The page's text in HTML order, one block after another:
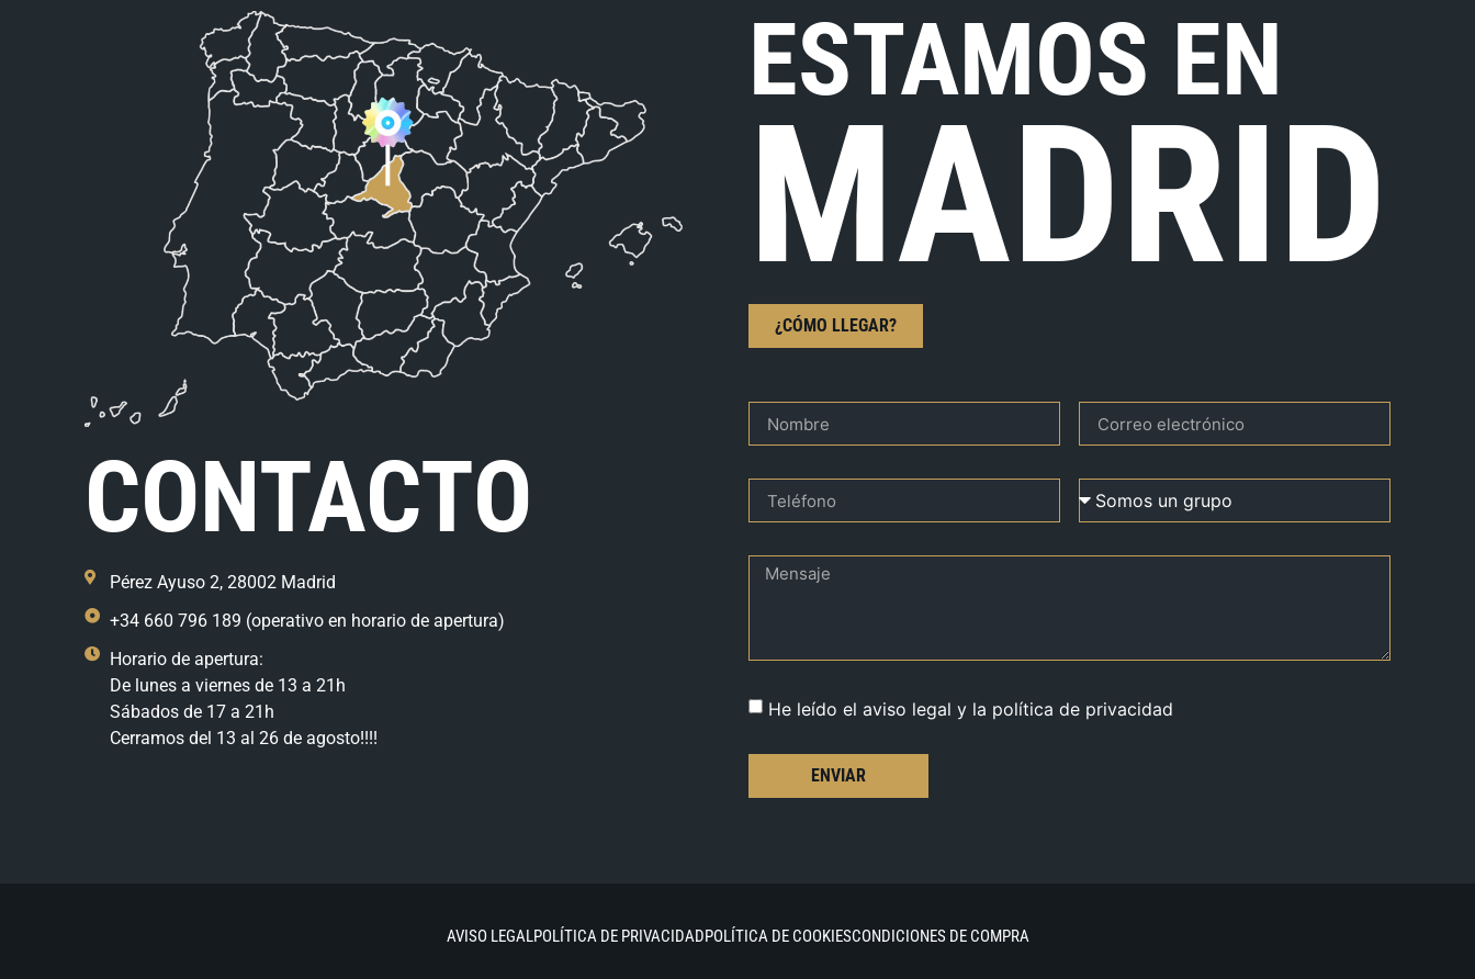
CONTACTO
Pérez Ayuso 2, 28002 Madrid
+34 660 796 189 (operativo en horario de apertura)
Horario de apertura:
De lunes a viernes de 13 a 21h
Sábados de 17 a 21h
Cerramos del 13 al 26 de agosto!!!!
ESTAMOS EN
MADRID
¿CÓMO LLEGAR?
He leído el aviso legal y la política de privacidad
ENVIAR
AVISO LEGALPOLÍTICA DE PRIVACIDADPOLÍTICA DE COOKIESCONDICIONES DE COMPRA